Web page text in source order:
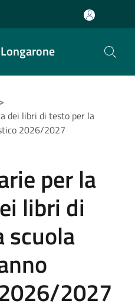
>
dei libri di testo per la
2026/2027
per la
libri di
scuola
2027